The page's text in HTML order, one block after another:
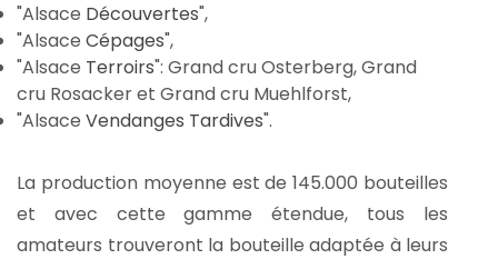
"Alsace Découvertes",
"Alsace Cépages",
"Alsace Terroirs": Grand cru Osterberg, Grand
cru Rosacker et Grand cru Muehlforst,
"Alsace Vendanges Tardives".
La production moyenne est de 145.000 bouteilles
et avec cette gamme étendue, tous les
amateurs trouveront la bouteille adaptée à leurs